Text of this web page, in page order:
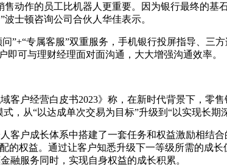
动作的员工比机器人更重要。因为银行最终的基
士顿咨询公司合伙人华佳表示。
”+“专属客服”双重服务，手机银行投屏指导、三
可与理财经理面对面沟通，大大增强沟通效率。
户经营白皮书2023》称，在新时代背景下，零
，从“以达成单次交易为目标”升级到“以实现长期
户成长体系中搭建了一套任务和权益激励相结
权益。通过让客户知悉升级下一等级所需的成
融服务同时，实现自身权益的成长积累。